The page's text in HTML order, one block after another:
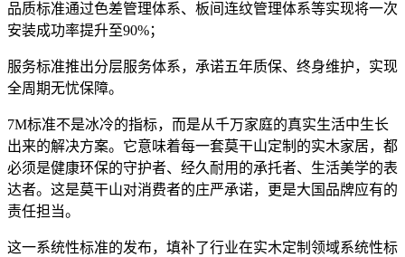
品质标准通过色差管理体系、板间连纹管理体系等实现将一次
安装成功率提升至90%；
服务标准推出分层服务体系，承诺五年质保、终身维护，实现
全周期无忧保障。
7M标准不是冰冷的指标，而是从千万家庭的真实生活中生长
出来的解决方案。它意味着每一套莫干山定制的实木家居，都
必须是健康环保的守护者、经久耐用的承托者、生活美学的表
达者。这是莫干山对消费者的庄严承诺，更是大国品牌应有的
责任担当。
这一系统性标准的发布，填补了行业在实木定制领域系统性标